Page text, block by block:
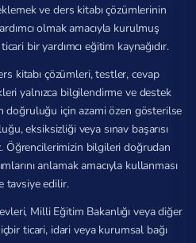
ve ders kitabı çözümlerinin
olmak amacıyla kurulmuş
bir yardımcı eğitim kaynağıdır.
kitabı çözümleri, testler, cevap
yalnızca bilgilendirme ve destek
doğruluğu için azami özen gösterilse
eksiksizliği veya sınav başarısı
Öğrencilerimizin bilgileri doğrudan
anlamak amacıyla kullanması
tavsiye edilir.
Milli Eğitim Bakanlığı veya diğer
ticari, idari veya kurumsal bağı